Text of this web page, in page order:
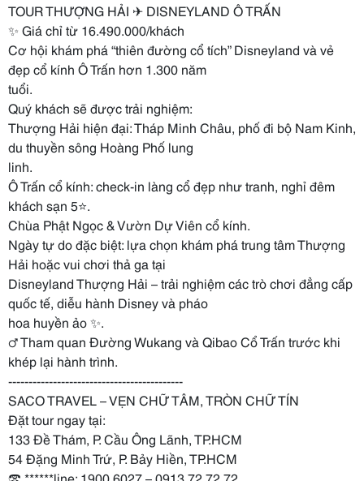
TOUR THƯỢNG HẢI ✈ DISNEYLAND Ô TRẤN
✨ Giá chỉ từ 16.490.000/khách
Cơ hội khám phá “thiên đường cổ tích” Disneyland và vẻ
đẹp cổ kính Ô Trấn hơn 1.300 năm
tuổi.
Quý khách sẽ được trải nghiệm:
Thượng Hải hiện đại: Tháp Minh Châu, phố đi bộ Nam Kinh,
du thuyền sông Hoàng Phố lung
linh.
Ô Trấn cổ kính: check-in làng cổ đẹp như tranh, nghỉ đêm
khách sạn 5⭐.
Chùa Phật Ngọc & Vườn Dự Viên cổ kính.
Ngày tự do đặc biệt: lựa chọn khám phá trung tâm Thượng
Hải hoặc vui chơi thả ga tại
Disneyland Thượng Hải – trải nghiệm các trò chơi đẳng cấp
quốc tế, diễu hành Disney và pháo
hoa huyền ảo ✨.
‍♂️ Tham quan Đường Wukang và Qibao Cổ Trấn trước khi
khép lại hành trình.
-------------------------------------------
SACO TRAVEL – VẸN CHỮ TÂM, TRÒN CHỮ TÍN
Đặt tour ngay tại:
133 Đề Thám, P. Cầu Ông Lãnh, TP.HCM
54 Đặng Minh Trứ, P. Bảy Hiền, TP.HCM